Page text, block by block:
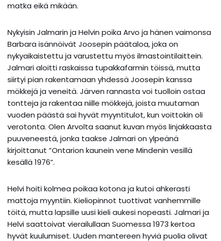
matka eikä mikään.
Nykyisin Jalmarin ja Helvin poika Arvo ja hänen vaimonsa
Barbara isännöivät Joosepin päätaloa, joka on
nykyaikaistettu ja varustettu myös ilmastointilaittein.
Jalmari aloitti raskaissa tupakkafarmin töissä, mutta
siirtyi pian rakentamaan yhdessä Joosepin kanssa
mökkejä ja veneitä. Järven rannasta voi tuolloin ostaa
tontteja ja rakentaa niille mökkejä, joista muutaman
vuoden päästä sai hyvät myyntitulot, kun voittokin oli
verotonta. Olen Arvolta saanut kuvan myös linjakkaasta
puuveneestä, jonka taakse Jalmari on ylpeänä
kirjoittanut ”Ontarion kaunein vene Mindenin vesillä
kesällä 1976”.
Helvi hoiti kolmea poikaa kotona ja kutoi ahkerasti
mattoja myyntiin. Kieliopinnot tuottivat vanhemmille
töitä, mutta lapsille uusi kieli aukesi nopeasti. Jalmari ja
Helvi saattoivat vierailullaan Suomessa 1973 kertoa
hyvät kuulumiset. Uuden mantereen hyviä puolia olivat